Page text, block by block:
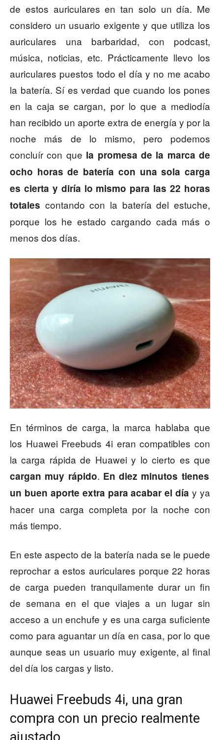
de estos auriculares en tan solo un día. Me
considero un usuario exigente y que utiliza los
auriculares una barbaridad, con podcast,
música, noticias, etc. Prácticamente llevo los
auriculares puestos todo el día y no me acabo
la batería. Sí es verdad que cuando los pones
en la caja se cargan, por lo que a mediodía
han recibido un aporte extra de energía y por la
noche más de lo mismo, pero podemos
concluír con que la promesa de la marca de
ocho horas de batería con una sola carga
es cierta y diría lo mismo para las 22 horas
totales contando con la batería del estuche,
porque los he estado cargando cada más o
menos dos días.
En términos de carga, la marca hablaba que
los Huawei Freebuds 4i eran compatibles con
la carga rápida de Huawei y lo cierto es que
cargan muy rápido. En diez minutos tienes
un buen aporte extra para acabar el día y ya
hacer una carga completa por la noche con
más tiempo.
En este aspecto de la batería nada se le puede
reprochar a estos auriculares porque 22 horas
de carga pueden tranquilamente durar un fin
de semana en el que viajes a un lugar sin
acceso a un enchufe y es una carga suficiente
como para aguantar un día en casa, por lo que
aunque seas un usuario muy exigente, al final
del día los cargas y listo.
Huawei Freebuds 4i, una gran
compra con un precio realmente